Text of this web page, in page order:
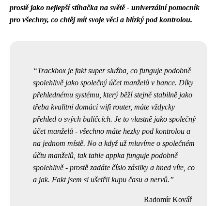
prostě jako nejlepší stíhačka na světě - univerzální pomocník
pro všechny, co chtěj mít svoje věci a blízký pod kontrolou.
Trackbox je fakt super služba, co funguje podobně
spolehlivě jako společný účet manželů v bance. Díky
přehlednému systému, který běží stejně stabilně jako
třeba kvalitní domácí wifi router, máte vždycky
přehled o svých balíčcích. Je to vlastně jako společný
účet manželů - všechno máte hezky pod kontrolou a
na jednom místě. No a když už mluvíme o společném
účtu manželů, tak tahle appka funguje podobně
spolehlivě - prostě zadáte číslo zásilky a hned víte, co
a jak. Fakt jsem si ušetřil kupu času a nervů.
Radomír Kovář